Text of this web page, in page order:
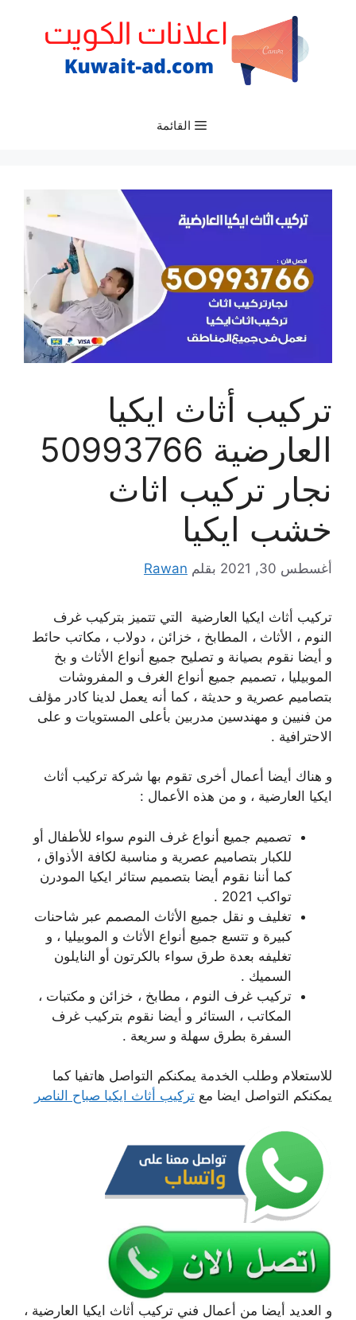
القائمة
تركيب أثاث ايكيا
العارضية 50993766
نجار تركيب اثاث
خشب ايكيا
أغسطس 30, 2021 بقلم Rawan
تركيب أثاث ايكيا العارضية التي تتميز بتركيب غرف
النوم ، الأثاث ، المطابخ ، خزائن ، دولاب ، مكاتب حائط
و أيضا نقوم بصيانة و تصليح جميع أنواع الأثاث و بخ
الموبيليا ، تصميم جميع أنواع الغرف و المفروشات
بتصاميم عصرية و حديثة ، كما أنه يعمل لدينا كادر مؤلف
من فنيين و مهندسين مدربين بأعلى المستويات و على
الاحترافية .
و هناك أيضا أعمال أخرى تقوم بها شركة تركيب أثاث
ايكيا العارضية ، و من هذه الأعمال :
تصميم جميع أنواع غرف النوم سواء للأطفال أو
للكبار بتصاميم عصرية و مناسبة لكافة الأذواق ،
كما أننا نقوم أيضا بتصميم ستائر ايكيا المودرن
تواكب 2021 .
تغليف و نقل جميع الأثاث المصمم عبر شاحنات
كبيرة و تتسع جميع أنواع الأثاث و الموبيليا ، و
تغليفه بعدة طرق سواء بالكرتون أو النايلون
السميك .
تركيب غرف النوم ، مطابخ ، خزائن و مكتبات ،
المكاتب ، الستائر و أيضا نقوم بتركيب غرف
السفرة بطرق سهلة و سريعة .
للاستعلام وطلب الخدمة يمكنكم التواصل هاتفيا كما
يمكنكم التواصل ايضا مع تركيب أثاث ايكيا صباح الناصر
و العديد أيضا من أعمال فني تركيب أثاث ايكيا العارضية ،